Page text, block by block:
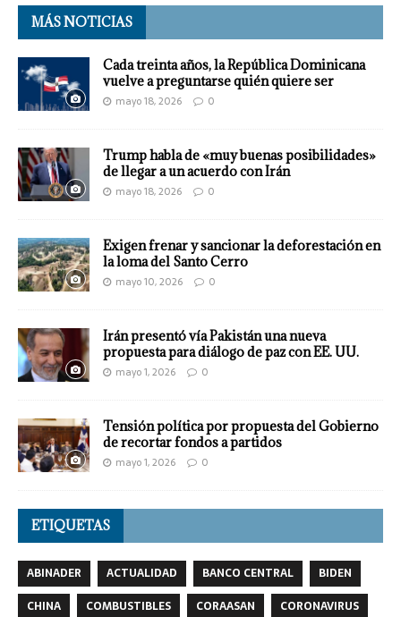
MÁS NOTICIAS
Cada treinta años, la República Dominicana
vuelve a preguntarse quién quiere ser
mayo 18, 2026 0
Trump habla de «muy buenas posibilidades»
de llegar a un acuerdo con Irán
mayo 18, 2026 0
Exigen frenar y sancionar la deforestación en
la loma del Santo Cerro
mayo 10, 2026 0
Irán presentó vía Pakistán una nueva
propuesta para diálogo de paz con EE. UU.
mayo 1, 2026 0
Tensión política por propuesta del Gobierno
de recortar fondos a partidos
mayo 1, 2026 0
ETIQUETAS
ABINADER ACTUALIDAD BANCO CENTRAL
BIDEN
CHINA
COMBUSTIBLES CORAASAN
CORONAVIRUS